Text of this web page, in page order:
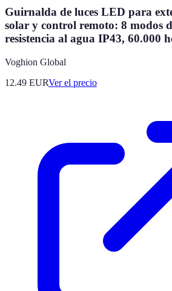
Guirnalda de luces LED para
solar y control remoto: 8 modos
resistencia al agua IP43, 60.000
Voghion Global
12.49 EURVer el precio